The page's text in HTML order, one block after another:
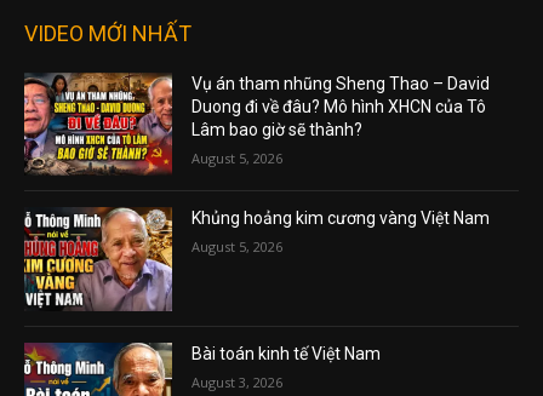
VIDEO MỚI NHẤT
Vụ án tham nhũng Sheng Thao – David
Duong đi về đâu? Mô hình XHCN của Tô
Lâm bao giờ sẽ thành?
August 5, 2026
Khủng hoảng kim cương vàng Việt Nam
August 5, 2026
Bài toán kinh tế Việt Nam
August 3, 2026